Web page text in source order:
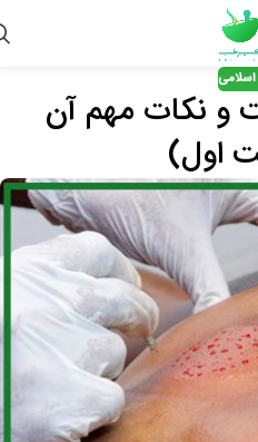
و نکات مهم آن
اول)